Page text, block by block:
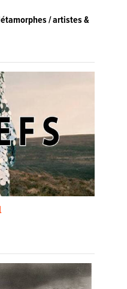
/ artistes &